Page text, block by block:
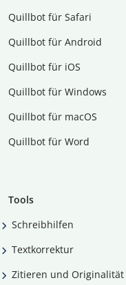
Quillbot für Safari
Quillbot für Android
Quillbot für iOS
Quillbot für Windows
Quillbot für macOS
Quillbot für Word
Tools
Schreibhilfen
Textkorrektur
Zitieren und Originalität